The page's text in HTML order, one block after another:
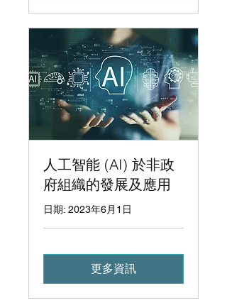
人工智能 (AI) 於非政
府組織的發展及應用
日期: 2023年6月1日
更多資訊